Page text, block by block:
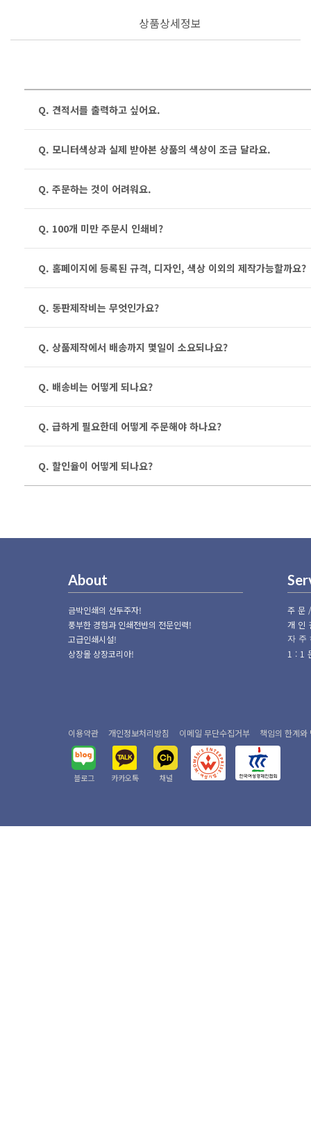
상품상세정보
Q. 견적서를 출력하고 싶어요.
Q. 모니터색상과 실제 받아본 상품의 색상이 조금 달라요.
Q. 주문하는 것이 어려워요.
Q. 100개 미만 주문시 인쇄비?
Q. 홈페이지에 등록된 규격, 디자인, 색상 이외의 제작가능할까요?
Q. 동판제작비는 무엇인가요?
Q. 상품제작에서 배송까지 몇일이 소요되나요?
Q. 배송비는 어떻게 되나요?
Q. 급하게 필요한데 어떻게 주문해야 하나요?
Q. 할인율이 어떻게 되나요?
About
금박인쇄의 선두주자!
풍부한 경험과 인쇄전반의 전문인력!
고급인쇄시설!
상장몰 상장코리아!
주
개인
자
1:1
이용약관 개인정보처리방침 이메일 무단수집거부 책임의 한계와
블로그 카카오톡 채널